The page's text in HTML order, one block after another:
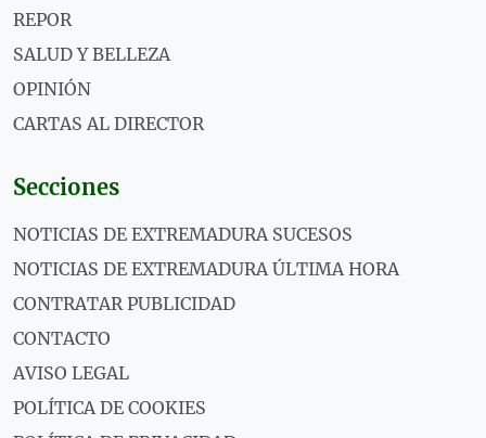
REPOR
SALUD Y BELLEZA
OPINIÓN
CARTAS AL DIRECTOR
Secciones
NOTICIAS DE EXTREMADURA SUCESOS
NOTICIAS DE EXTREMADURA ÚLTIMA HORA
CONTRATAR PUBLICIDAD
CONTACTO
AVISO LEGAL
POLÍTICA DE COOKIES